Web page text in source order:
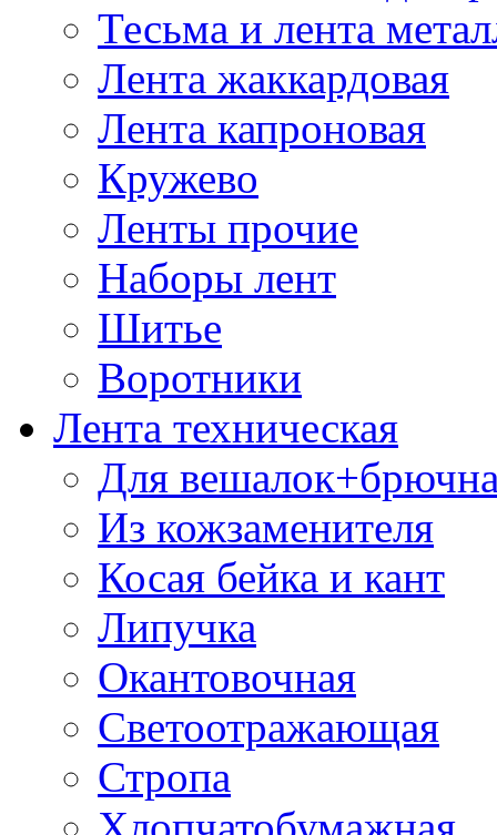
Тесьма и лента
Лента жаккардовая
Лента капроновая
Кружево
Ленты прочие
Наборы лент
Шитье
Воротники
Лента техническая
Для
Из кожзаменителя
Косая бейка и кант
Липучка
Окантовочная
Светоотражающая
Стропа